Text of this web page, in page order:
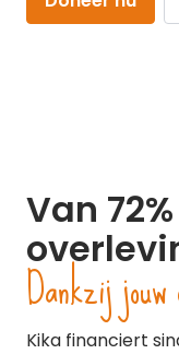
Van
Dankzij
Kika financiert